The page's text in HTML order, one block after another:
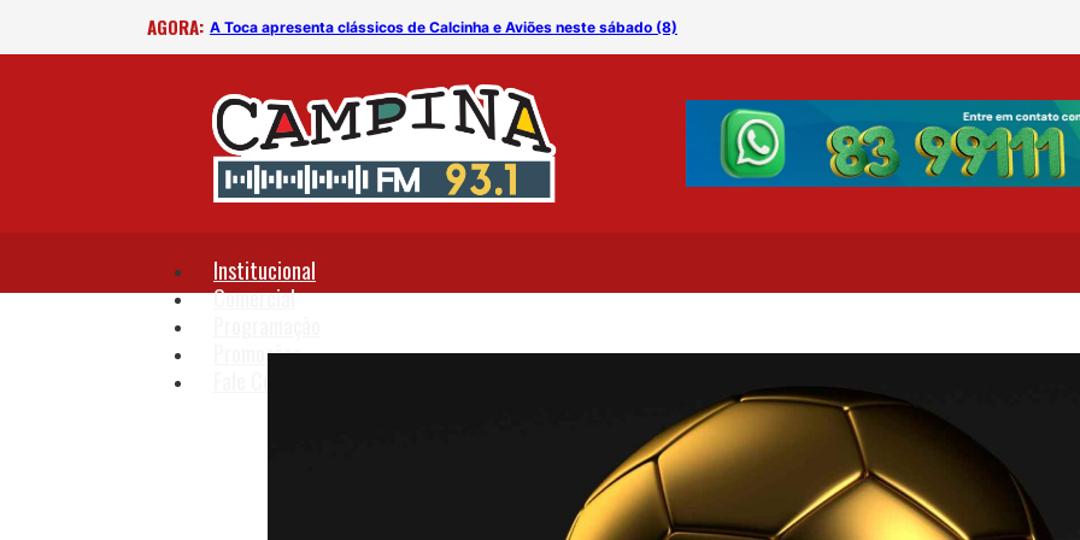
AGORA: A Toca apresenta clássicos de Calcinha e Aviões neste sábado (8)
Institucional
Comercial
Promoções